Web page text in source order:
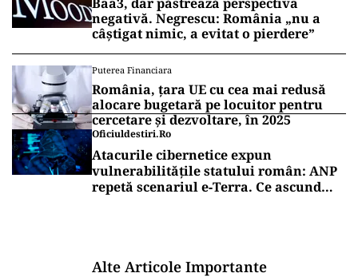
negativă. Negrescu: România „nu a
câștigat nimic, a evitat o pierdere”
Puterea Financiara
România, țara UE cu cea mai redusă
alocare bugetară pe locuitor pentru
cercetare și dezvoltare, în 2025
Oficiuldestiri.ro
Atacurile cibernetice expun
vulnerabilitățile statului român: ANP
repetă scenariul e‑Terra. Ce ascund
Alte Articole Importante